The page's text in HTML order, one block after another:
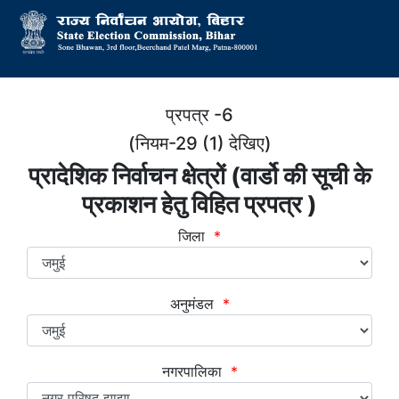
प्रपत्र -6
(नियम-29 (1) देखिए)
प्रादेशिक निर्वाचन क्षेत्रों (वार्डो की सूची के
प्रकाशन हेतु विहित प्रपत्र )
जिला *
अनुमंडल *
नगरपालिका *